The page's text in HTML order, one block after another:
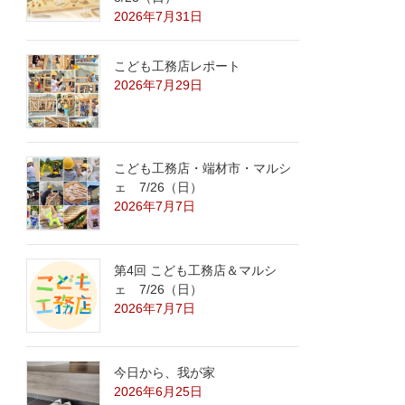
2026年7月31日
こども工務店レポート
2026年7月29日
こども工務店・端材市・マルシ
ェ 7/26（日）
2026年7月7日
第4回 こども工務店＆マルシ
ェ 7/26（日）
2026年7月7日
今日から、我が家
2026年6月25日